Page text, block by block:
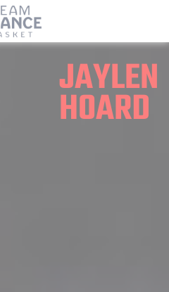
JAYLEN
HOARD